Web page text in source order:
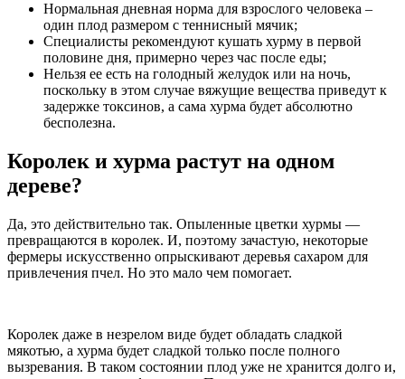
Нормальная дневная норма для взрослого человека –
один плод размером с теннисный мячик;
Специалисты рекомендуют кушать хурму в первой
половине дня, примерно через час после еды;
Нельзя ее есть на голодный желудок или на ночь,
поскольку в этом случае вяжущие вещества приведут к
задержке токсинов, а сама хурма будет абсолютно
бесполезна.
Королек и хурма растут на одном
дереве?
Да, это действительно так. Опыленные цветки хурмы —
превращаются в королек. И, поэтому зачастую, некоторые
фермеры искусственно опрыскивают деревья сахаром для
привлечения пчел. Но это мало чем помогает.
Королек даже в незрелом виде будет обладать сладкой
мякотью, а хурма будет сладкой только после полного
вызревания. В таком состоянии плод уже не хранится долго и,